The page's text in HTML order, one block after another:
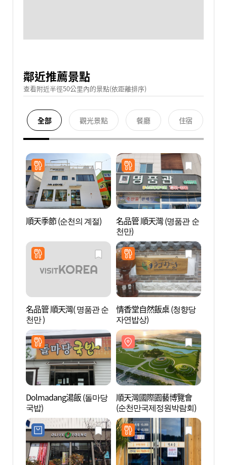
鄰近推薦景點
查看附近半徑50公里內的景點(依距離排序)
全部 觀光景點 餐廳 住宿
順天季節 (순천의 계절)
名品管 順天灣 (명품관 순
천만)
名品管 順天灣( 명품관 순
천만 )
情香堂自然飯桌 (청향당
자연밥상)
Dolmadang湯飯 (돌마당
국밥)
順天灣國際園藝博覽會
(순천만국제정원박람회)